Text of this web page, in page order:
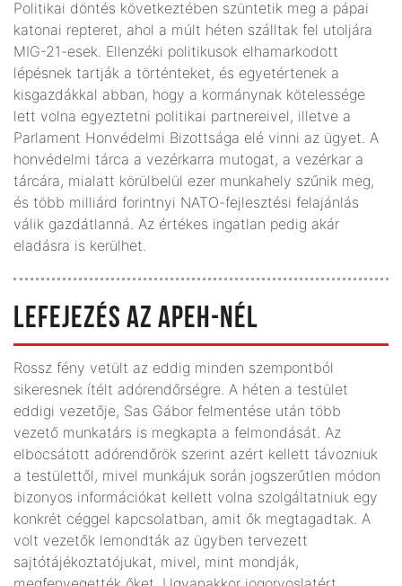
Politikai döntés következtében szüntetik meg a pápai
katonai repteret, ahol a múlt héten szálltak fel utoljára
MIG-21-esek. Ellenzéki politikusok elhamarkodott
lépésnek tartják a történteket, és egyetértenek a
kisgazdákkal abban, hogy a kormánynak kötelessége
lett volna egyeztetni politikai partnereivel, illetve a
Parlament Honvédelmi Bizottsága elé vinni az ügyet. A
honvédelmi tárca a vezérkarra mutogat, a vezérkar a
tárcára, mialatt körülbelül ezer munkahely szűnik meg,
és több milliárd forintnyi NATO-fejlesztési felajánlás
válik gazdátlanná. Az értékes ingatlan pedig akár
eladásra is kerülhet.
LEFEJEZÉS AZ APEH-NÉL
Rossz fény vetült az eddig minden szempontból
sikeresnek ítélt adórendőrségre. A héten a testület
eddigi vezetője, Sas Gábor felmentése után több
vezető munkatárs is megkapta a felmondását. Az
elbocsátott adórendőrök szerint azért kellett távozniuk
a testülettől, mivel munkájuk során jogszerűtlen módon
bizonyos információkat kellett volna szolgáltatniuk egy
konkrét céggel kapcsolatban, amit ők megtagadtak. A
volt vezetők lemondták az ügyben tervezett
sajtótájékoztatójukat, mivel, mint mondják,